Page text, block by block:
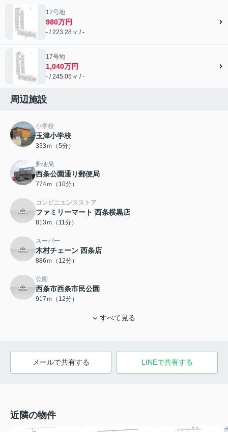
12号地
980万円
- / 223.28㎡ / -
17号地
1,040万円
- / 245.05㎡ / -
周辺施設
小学校
玉津小学校
333ｍ（5分）
郵便局
西条公園通り郵便局
774ｍ（10分）
コンビニエンスストア
ファミリーマート 西条横黒店
813ｍ（11分）
スーパー
木村チェーン 西条店
886ｍ（12分）
公園
西条市西条市民公園
917ｍ（12分）
すべて見る
メールで共有する LINEで共有する
近隣の物件